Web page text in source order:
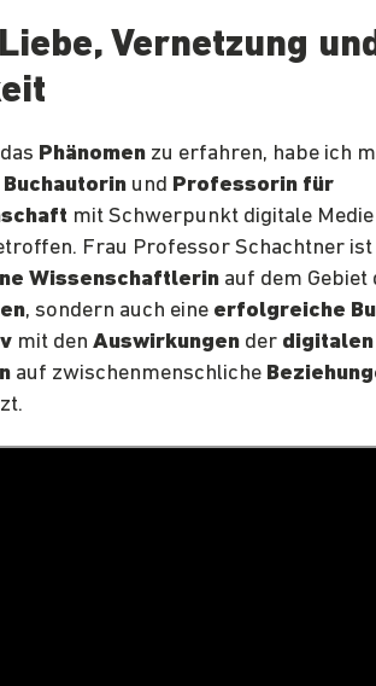
Vernetzung
Phänomen zu erfahren, habe ich
und Professorin für
mit Schwerpunkt digitale
Frau Professor Schachtner
Wissenschaftlerin auf dem Gebiet
, sondern auch eine erfolgreiche
mit den Auswirkungen der digitalen
auf zwischenmenschliche